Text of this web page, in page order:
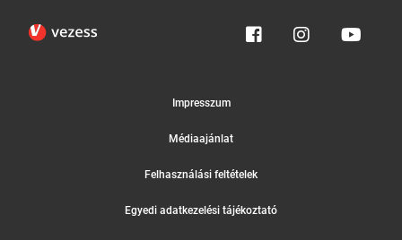
Impresszum
Médiaajánlat
Felhasználási feltételek
Egyedi adatkezelési tájékoztató